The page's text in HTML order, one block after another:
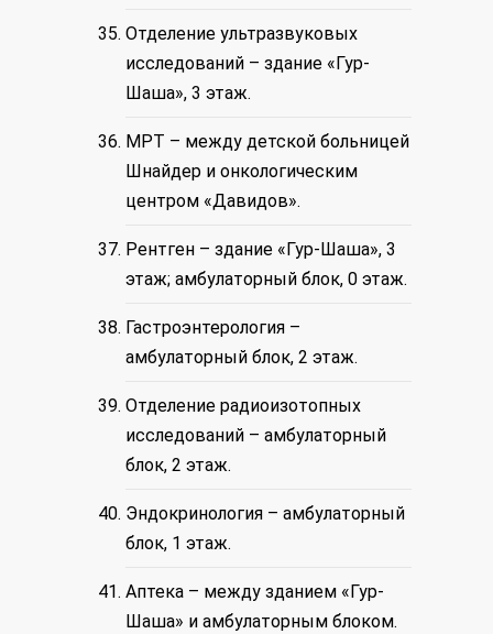
Отделение ультразвуковых
исследований – здание «Гур-
Шаша», 3 этаж.
МРТ – между детской больницей
Шнайдер и онкологическим
центром «Давидов».
Рентген – здание «Гур-Шаша», 3
этаж; амбулаторный блок, 0 этаж.
Гастроэнтерология –
амбулаторный блок, 2 этаж.
Отделение радиоизотопных
исследований – амбулаторный
блок, 2 этаж.
Эндокринология – амбулаторный
блок, 1 этаж.
Аптека – между зданием «Гур-
Шаша» и амбулаторным блоком.